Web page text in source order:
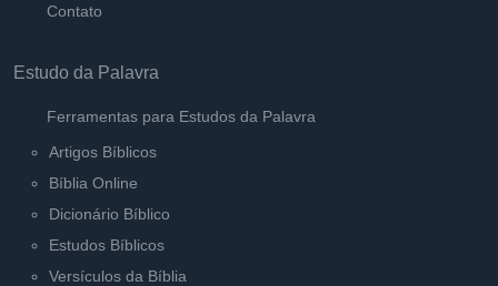
Contato
Estudo da Palavra
Ferramentas para Estudos da Palavra
Artigos Bíblicos
Bíblia Online
Dicionário Bíblico
Estudos Bíblicos
Versículos da Bíblia